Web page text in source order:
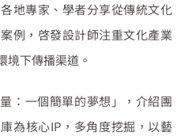
地專家、學者分享從傳統文化
例，啓發設計師注重文化產業
境下傳播渠道。
：一個簡單的夢想」，介紹團
為核心IP，多角度挖掘，以藝